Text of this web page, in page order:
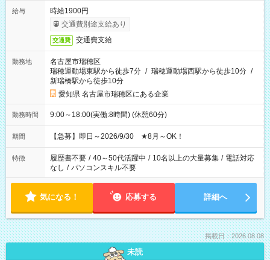
給与
時給1900円
交通費別途支給あり
交通費 交通費支給
勤務地
名古屋市瑞穂区
瑞穂運動場東駅から徒歩7分 / 瑞穂運動場西駅から徒歩10分 /
新瑞橋駅から徒歩10分
愛知県 名古屋市瑞穂区にある企業
勤務時間 9:00～18:00(実働:8時間) (休憩60分)
期間 【急募】即日～2026/9/30 ★8月～OK！
特徴 履歴書不要 / 40～50代活躍中 / 10名以上の大量募集 / 電話対応
なし / パソコンスキル不要
気になる！ 応募する 詳細へ
掲載日：2026.08.08
未読